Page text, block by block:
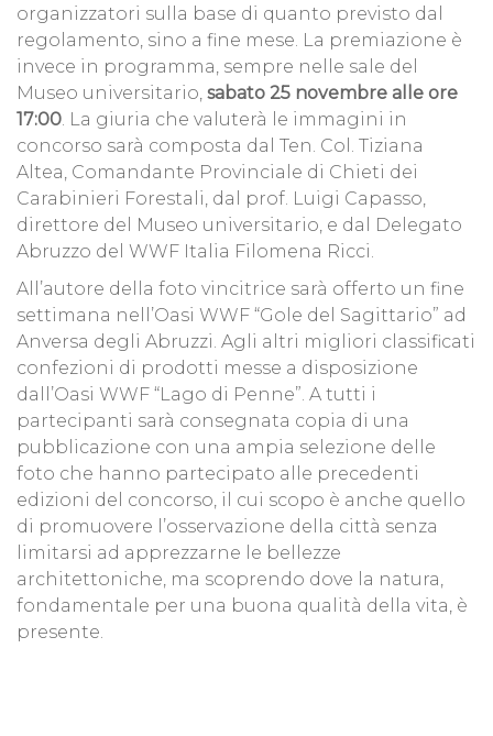
organizzatori sulla base di quanto previsto dal
regolamento, sino a fine mese. La premiazione è
invece in programma, sempre nelle sale del
Museo universitario, sabato 25 novembre alle ore
17:00. La giuria che valuterà le immagini in
concorso sarà composta dal Ten. Col. Tiziana
Altea, Comandante Provinciale di Chieti dei
Carabinieri Forestali, dal prof. Luigi Capasso,
direttore del Museo universitario, e dal Delegato
Abruzzo del WWF Italia Filomena Ricci.
All’autore della foto vincitrice sarà offerto un fine
settimana nell’Oasi WWF “Gole del Sagittario” ad
Anversa degli Abruzzi. Agli altri migliori classificati
confezioni di prodotti messe a disposizione
dall’Oasi WWF “Lago di Penne”. A tutti i
partecipanti sarà consegnata copia di una
pubblicazione con una ampia selezione delle
foto che hanno partecipato alle precedenti
edizioni del concorso, il cui scopo è anche quello
di promuovere l’osservazione della città senza
limitarsi ad apprezzarne le bellezze
architettoniche, ma scoprendo dove la natura,
fondamentale per una buona qualità della vita, è
presente.